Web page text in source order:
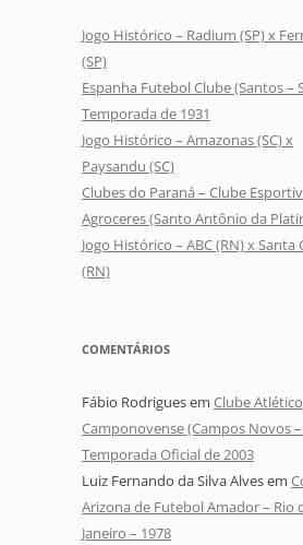
Jogo Histórico – Radium (SP) x
(SP)
Espanha Futebol Clube (Santos –
Temporada de 1931
Jogo Histórico – Amazonas (SC) x
Paysandu (SC)
Clubes do Paraná – Clube
Agroceres (Santo Antônio da
Jogo Histórico – ABC (RN) x Santa
(RN)
COMENTÁRIOS
Fábio Rodriguesem Clube Atlético
Camponovense (Campos Novos –
Temporada Oficial de 2003
Luiz Fernando da Silva Alvesem
Arizona de Futebol Amador – Rio
Janeiro – 1978